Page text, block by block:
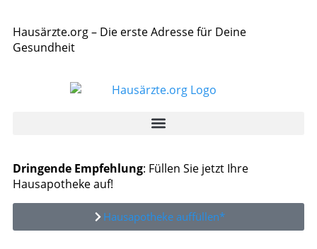
Hausärzte.org – Die erste Adresse für Deine
Gesundheit
Dringende Empfehlung: Füllen Sie jetzt Ihre
Hausapotheke auf!
Hausapotheke auffüllen*